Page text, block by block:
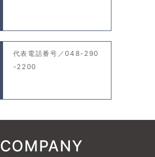
代表電話番号／048-290
-2200
COMPANY